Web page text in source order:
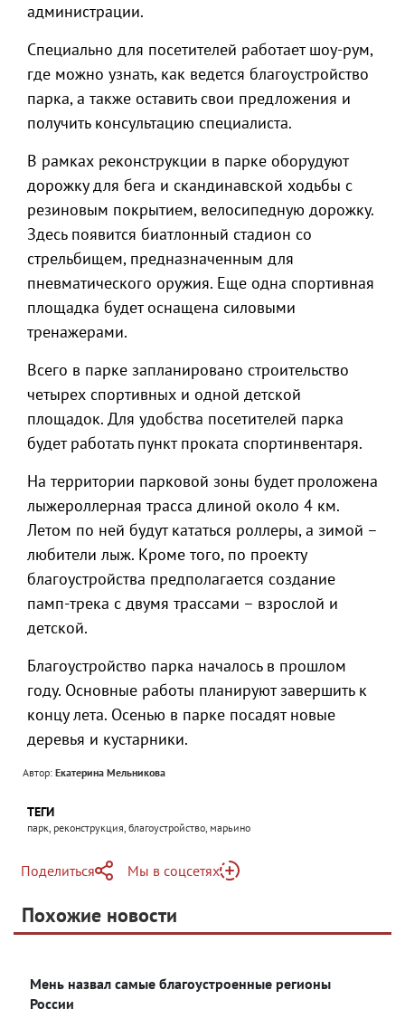
администрации.
Специально для посетителей работает шоу-рум,
где можно узнать, как ведется благоустройство
парка, а также оставить свои предложения и
получить консультацию специалиста.
В рамках реконструкции в парке оборудуют
дорожку для бега и скандинавской ходьбы с
резиновым покрытием, велосипедную дорожку.
Здесь появится биатлонный стадион со
стрельбищем, предназначенным для
пневматического оружия. Еще одна спортивная
площадка будет оснащена силовыми
тренажерами.
Всего в парке запланировано строительство
четырех спортивных и одной детской
площадок. Для удобства посетителей парка
будет работать пункт проката спортинвентаря.
На территории парковой зоны будет проложена
лыжероллерная трасса длиной около 4 км.
Летом по ней будут кататься роллеры, а зимой –
любители лыж. Кроме того, по проекту
благоустройства предполагается создание
памп-трека с двумя трассами – взрослой и
детской.
Благоустройство парка началось в прошлом
году. Основные работы планируют завершить к
концу лета. Осенью в парке посадят новые
деревья и кустарники.
Автор: Екатерина Мельникова
ТЕГИ
парк, реконструкция, благоустройство, марьино
Поделиться
Telegram
Одноклассники
Мы в соцсетях
Яндекс Дзен
Похожие новости
Мень назвал самые благоустроенные регионы
России